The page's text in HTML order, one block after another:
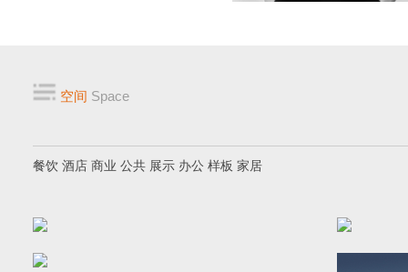
空间 Space
餐饮 酒店 商业 公共 展示 办公 样板 家居